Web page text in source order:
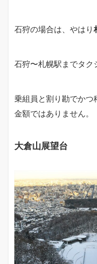
石狩の場合は、やはり
石狩〜札幌駅までタク
乗組員と割り勘でかつ
金額ではありません。
大倉山展望台